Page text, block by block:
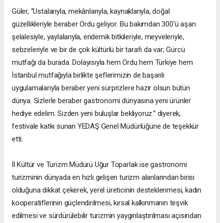
Güler, “Ustalarıyla, mekânlarıyla, kaynaklarıyla, doğal
güzellikleriyle beraber Ordu geliyor. Bu bakımdan 300'ü aşan
şelalesiyle, yaylalarıyla, endemik bitkileriyle, meyveleriyle,
sebzeleriyle ve bir de çok kültürlü bir tarafı da var; Gürcü
mutfağı da burada. Dolayısıyla hem Ordu hem Türkiye hem
İstanbul mutfağıyla birlikte şeflerimizin de başarılı
uygulamalarıyla beraber yeni sürprizlere hazır olsun bütün
dünya. Sizlerle beraber gastronomi dünyasına yeni ürünler
hediye edelim. Sizden yeni buluşlar bekliyoruz.” diyerek,
festivale katkı sunan YEDAŞ Genel Müdürlüğüne de teşekkür
etti.
İl Kültür ve Turizm Müdürü Uğur Toparlak ise gastronomi
turizminin dünyada en hızlı gelişen turizm alanlarından birisi
olduğuna dikkat çekerek, yerel üreticinin desteklenmesi, kadın
kooperatiflerinin güçlendirilmesi, kırsal kalkınmanın teşvik
edilmesi ve sürdürülebilir turizmin yaygınlaştırılması açısından